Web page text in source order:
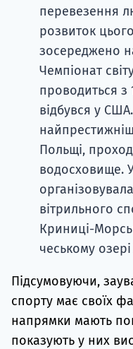
перевезення
розвиток
зосереджено
Чемпіонат
проводиться з
відбувся у
Польщі,
водосховище.
вітрильного
Криниці-
чеському
Підсумовуючи,
спорту має своїх
напрямки мають
показують у них